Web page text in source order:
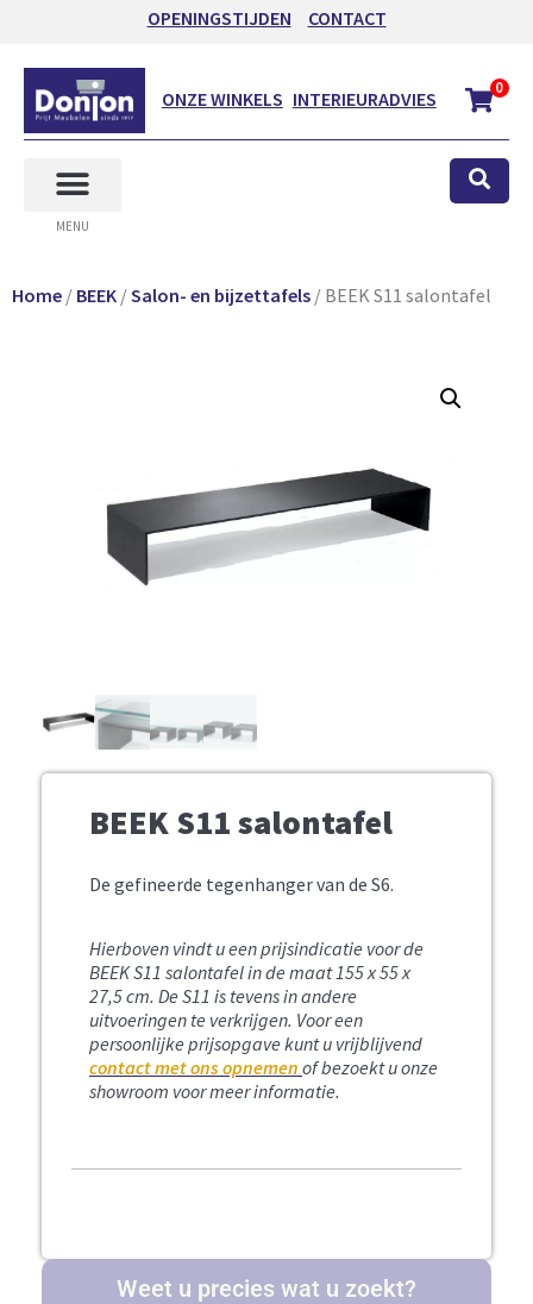
OPENINGSTIJDEN CONTACT
ONZE WINKELS INTERIEURADVIES 0
MENU
Home / BEEK /Salon- en bijzettafels / BEEK S11 salontafel
BEEK S11 salontafel
De gefineerde tegenhanger van de S6.
Hierboven vindt u een prijsindicatie voor de
BEEK S11 salontafel in de maat 155 x 55 x
27,5 cm. De S11 is tevens in andere
uitvoeringen te verkrijgen. Voor een
persoonlijke prijsopgave kunt u vrijblijvend
contact met ons opnemen of bezoekt u onze
showroom voor meer informatie.
Weet u precies wat u zoekt?